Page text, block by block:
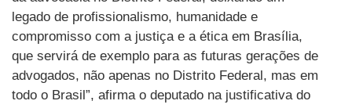
legado de profissionalismo, humanidade e
compromisso com a justiça e a ética em Brasília,
que servirá de exemplo para as futuras gerações de
advogados, não apenas no Distrito Federal, mas em
todo o Brasil”, afirma o deputado na justificativa do